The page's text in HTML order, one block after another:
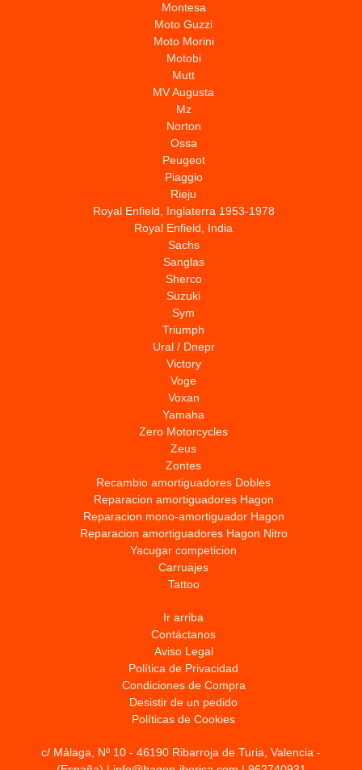
Montesa
Moto Guzzi
Moto Morini
Motobi
Mutt
MV Augusta
Mz
Norton
Ossa
Peugeot
Piaggio
Rieju
Royal Enfield, Inglaterra 1953-1978
Royal Enfield, India
Sachs
Sanglas
Sherco
Suzuki
Sym
Triumph
Ural / Dnepr
Victory
Voge
Voxan
Yamaha
Zero Motorcycles
Zeus
Zontes
Recambio amortiguadores Dobles
Reparacion amortiguadores Hagon
Reparacion mono-amortiguador Hagon
Reparacion amortiguadores Hagon Nitro
Yacugar competicion
Carruajes
Tattoo
Ir arriba
Contáctanos
Aviso Legal
Política de Privacidad
Condiciones de Compra
Desistir de un pedido
Políticas de Cookies
c/ Málaga, Nº 10 - 46190 Ribarroja de Turia, Valencia -